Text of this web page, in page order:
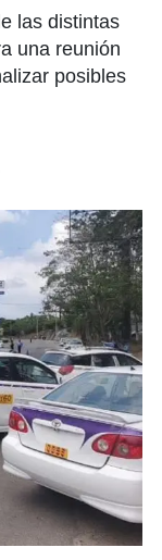
las distintas
una reunión
posibles